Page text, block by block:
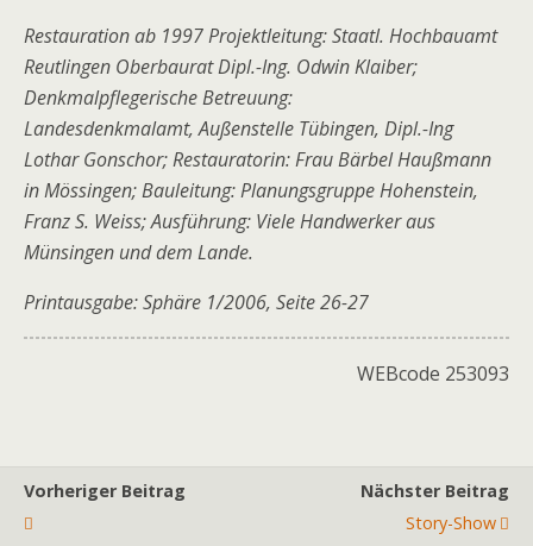
Restauration ab 1997 Projektleitung: Staatl. Hochbauamt
Reutlingen Oberbaurat Dipl.-Ing. Odwin Klaiber;
Denkmalpflegerische Betreuung:
Landesdenkmalamt, Außenstelle Tübingen, Dipl.-Ing
Lothar Gonschor; Restauratorin: Frau Bärbel Haußmann
in Mössingen; Bauleitung: Planungsgruppe Hohenstein,
Franz S. Weiss; Ausführung: Viele Handwerker aus
Münsingen und dem Lande.
Printausgabe: Sphäre 1/2006, Seite 26-27
WEBcode 253093
Vorheriger Beitrag
Nächster Beitrag
Story-Show